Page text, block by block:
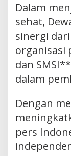
Dalam
sehat,
sinergi
organisasi
dan
dalam
Dengan
pers